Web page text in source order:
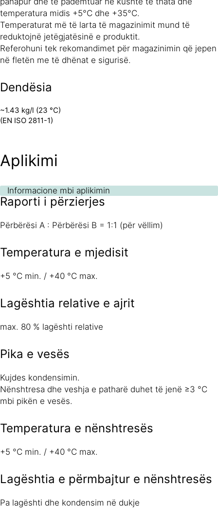
temperatura midis +5°C dhe +35°C.
Temperaturat më të larta të magazinimit mund të
reduktojnë jetëgjatësinë e produktit.
Referohuni tek rekomandimet për magazinimin që jepen
në fletën me të dhënat e sigurisë.
Dendësia
~1.43 kg/l (23 °C)
(EN ISO 2811-1)
Aplikimi
Informacione mbi aplikimin
Raporti i përzierjes
Përbërësi A : Përbërësi B = 1:1 (për vëllim)
Temperatura e mjedisit
+5 °C min. / +40 °C max.
Lagështia relative e ajrit
max. 80 % lagështi relative
Pika e vesës
Kujdes kondensimin.
Nënshtresa dhe veshja e patharë duhet të jenë ≥3 °C
mbi pikën e vesës.
Temperatura e nënshtresës
+5 °C min. / +40 °C max.
Lagështia e përmbajtur e nënshtresës
Pa lagështi dhe kondensim në dukje